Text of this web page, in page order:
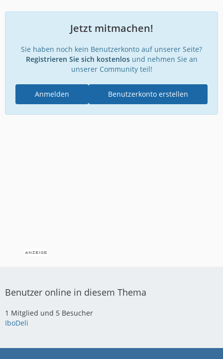
Jetzt mitmachen!
Sie haben noch kein Benutzerkonto auf unserer Seite?
Registrieren Sie sich kostenlosund nehmen Sie an
unserer Community teil!
Benutzerkonto erstellen
Anmelden
Benutzer online in diesem Thema
1 Mitglied und 5 Besucher
IboDeli